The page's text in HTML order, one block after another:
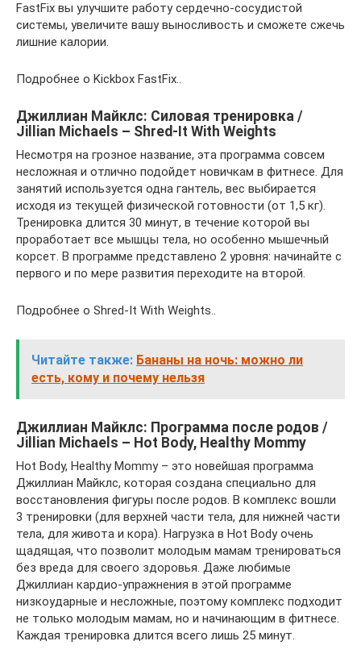
FastFix вы улучшите работу сердечно-сосудистой
системы, увеличите вашу выносливость и сможете сжечь
лишние калории.
Подробнее о Kickbox FastFix..
Джиллиан Майклс: Силовая тренировка /
Jillian Michaels – Shred-It With Weights
Несмотря на грозное название, эта программа совсем
несложная и отлично подойдет новичкам в фитнесе. Для
занятий используется одна гантель, вес выбирается
исходя из текущей физической готовности (от 1,5 кг).
Тренировка длится 30 минут, в течение которой вы
проработает все мышцы тела, но особенно мышечный
корсет. В программе представлено 2 уровня: начинайте с
первого и по мере развития переходите на второй.
Подробнее о Shred-It With Weights..
Читайте также: Бананы на ночь: можно ли
есть, кому и почему нельзя
Джиллиан Майклс: Программа после родов /
Jillian Michaels – Hot Body, Healthy Mommy
Hot Body, Healthy Mommy – это новейшая программа
Джиллиан Майклс, которая создана специально для
восстановления фигуры после родов. В комплекс вошли
3 тренировки (для верхней части тела, для нижней части
тела, для живота и кора). Нагрузка в Hot Body очень
щадящая, что позволит молодым мамам тренироваться
без вреда для своего здоровья. Даже любимые
Джиллиан кардио-упражнения в этой программе
низкоударные и несложные, поэтому комплекс подходит
не только молодым мамам, но и начинающим в фитнесе.
Каждая тренировка длится всего лишь 25 минут.